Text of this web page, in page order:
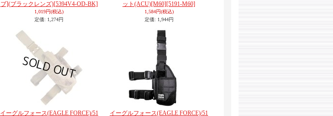
ブ](ブラックレンズ)[5394V4-OD-BK]
1,019円(税込)
定価: 1,274円
ット(ACU)[M60][5191-M60]
1,584円(税込)
定価: 1,944円
イーグルフォース(EAGLE FORCE)/51 イーグルフォース(EAGLE FORCE)/51